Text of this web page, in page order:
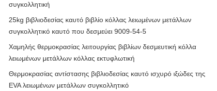
συγκολλητική
25kg βιβλιοδεσίας καυτό βιβλίο κόλλας λειωμένων μετάλλων
συγκολλητικό καυτό που δεσμεύει 9009-54-5
Χαμηλής θερμοκρασίας λειτουργίας βιβλίων δεσμευτική κόλλα
λειωμένων μετάλλων κόλλας εκτυφλωτική
Θερμοκρασίας αντίστασης βιβλιοδεσίας καυτό ισχυρό ιξώδες της
EVA λειωμένων μετάλλων συγκολλητικό